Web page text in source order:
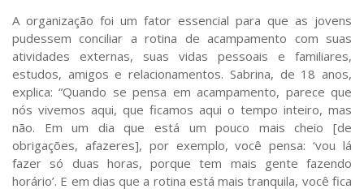
A organização foi um fator essencial para que as jovens
pudessem conciliar a rotina de acampamento com suas
atividades externas, suas vidas pessoais e familiares,
estudos, amigos e relacionamentos. Sabrina, de 18 anos,
explica: “Quando se pensa em acampamento, parece que
nós vivemos aqui, que ficamos aqui o tempo inteiro, mas
não. Em um dia que está um pouco mais cheio [de
obrigações, afazeres], por exemplo, você pensa: ‘vou lá
fazer só duas horas, porque tem mais gente fazendo
horário’. E em dias que a rotina está mais tranquila, você fica